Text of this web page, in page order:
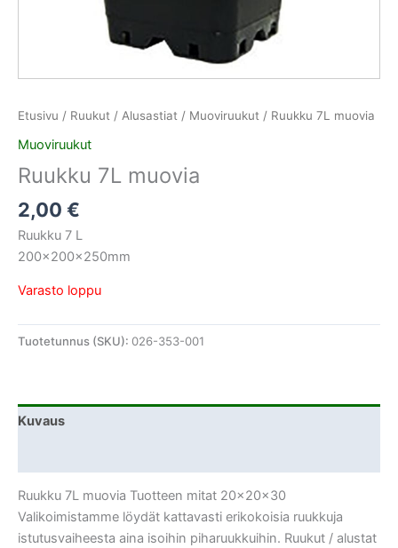
Etusivu / Ruukut / Alusastiat / Muoviruukut / Ruukku 7L muovia
Muoviruukut
Ruukku 7L muovia
2,00 €
Ruukku 7 L
200x200x250mm
Varasto loppu
Tuotetunnus (SKU): 026-353-001
Kuvaus
Ruukku 7L muovia Tuotteen mitat 20x20x30
Valikoimistamme löydät kattavasti erikokoisia ruukkuja
istutusvaiheesta aina isoihin piharuukkuihin. Ruukut / alustat